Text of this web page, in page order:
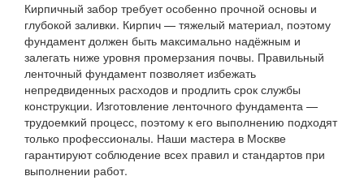
Кирпичный забор требует особенно прочной основы и
глубокой заливки. Кирпич — тяжелый материал, поэтому
фундамент должен быть максимально надёжным и
залегать ниже уровня промерзания почвы. Правильный
ленточный фундамент позволяет избежать
непредвиденных расходов и продлить срок службы
конструкции. Изготовление ленточного фундамента —
трудоемкий процесс, поэтому к его выполнению подходят
только профессионалы. Наши мастера в Москве
гарантируют соблюдение всех правил и стандартов при
выполнении работ.